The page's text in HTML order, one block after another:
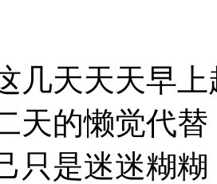
几天天天早
天的懒觉代
只是迷迷糊